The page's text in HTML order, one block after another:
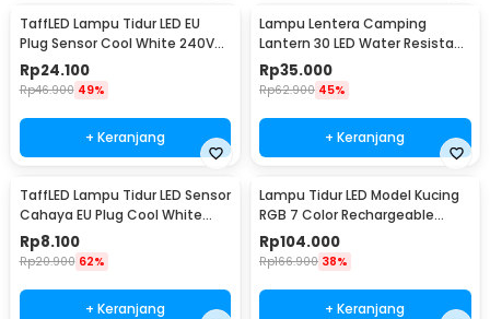
TaffLED Lampu Tidur LED EU
Plug Sensor Cool White 240V
0.5W - LXX3148
Rp24.100
Rp46.900 49%
+ Keranjang
Lampu Lentera Camping
Lantern 30 LED Water Resistant
- GY18
Rp35.000
Rp62.900 45%
+ Keranjang
TaffLED Lampu Tidur LED Sensor
Cahaya EU Plug Cool White
0.5W 250V - L200
Rp8.100
Rp20.900 62%
+ Keranjang
Lampu Tidur LED Model Kucing
RGB 7 Color Rechargeable
0.4W 5V 1200mAh - LJC-101
Rp104.000
Rp166.900 38%
+ Keranjang